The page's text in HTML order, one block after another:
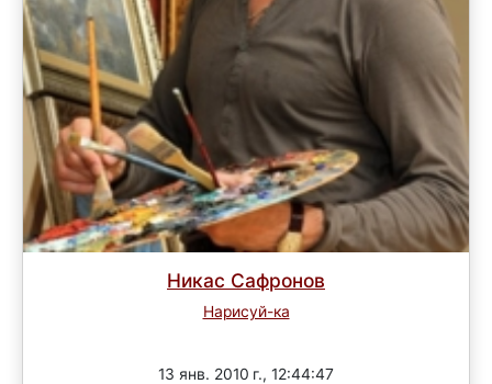
Никас Сафронов
Нарисуй-ка
13 янв. 2010 г., 12:44:47